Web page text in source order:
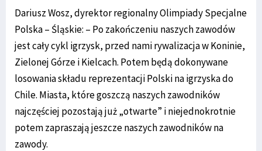
Dariusz Wosz, dyrektor regionalny Olimpiady Specjalne
Polska – Śląskie: – Po zakończeniu naszych zawodów
jest cały cykl igrzysk, przed nami rywalizacja w Koninie,
Zielonej Górze i Kielcach. Potem będą dokonywane
losowania składu reprezentacji Polski na igrzyska do
Chile. Miasta, które goszczą naszych zawodników
najczęściej pozostają już „otwarte” i niejednokrotnie
potem zapraszają jeszcze naszych zawodników na
zawody.